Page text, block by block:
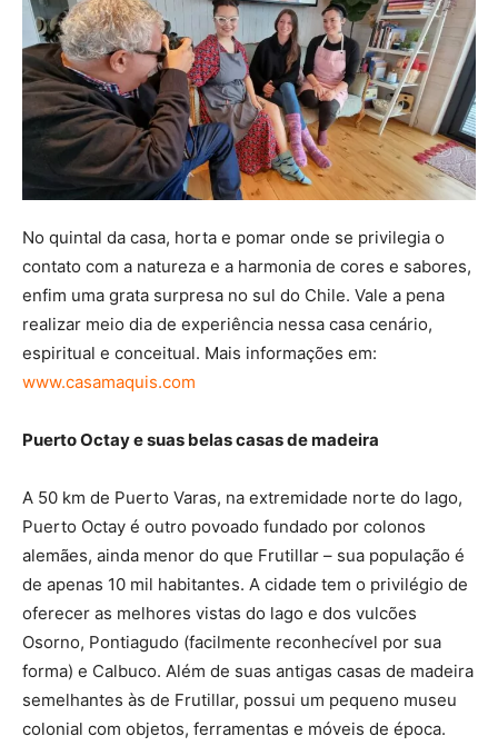
No quintal da casa, horta e pomar onde se privilegia o
contato com a natureza e a harmonia de cores e sabores,
enfim uma grata surpresa no sul do Chile. Vale a pena
realizar meio dia de experiência nessa casa cenário,
espiritual e conceitual. Mais informações em:
www.casamaquis.com
Puerto Octay e suas belas casas de madeira
A 50 km de Puerto Varas, na extremidade norte do lago,
Puerto Octay é outro povoado fundado por colonos
alemães, ainda menor do que Frutillar – sua população é
de apenas 10 mil habitantes. A cidade tem o privilégio de
oferecer as melhores vistas do lago e dos vulcões
Osorno, Pontiagudo (facilmente reconhecível por sua
forma) e Calbuco. Além de suas antigas casas de madeira
semelhantes às de Frutillar, possui um pequeno museu
colonial com objetos, ferramentas e móveis de época.